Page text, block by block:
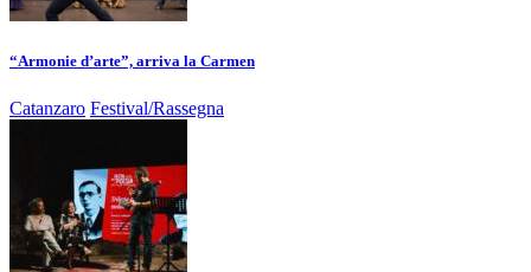
“Armonie d’arte”, arriva la Carmen
Catanzaro Festival/Rassegna